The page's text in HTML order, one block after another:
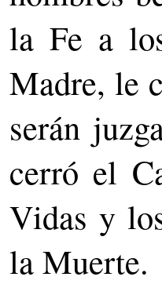
la Fe a
Madre, le
serán
cerró el
Vidas y
la Muerte.